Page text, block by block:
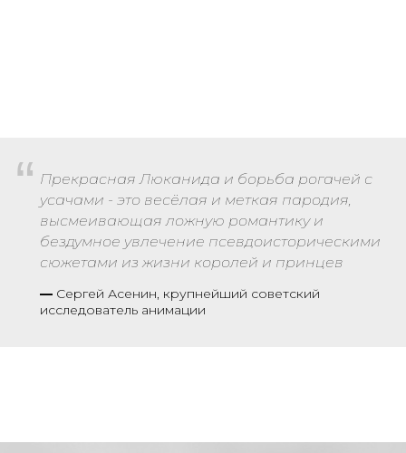
“ Прекрасная Люканида и борьба рогачей с
усачами - это весёлая и меткая пародия,
высмеивающая ложную романтику и
бездумное увлечение псевдоисторическими
сюжетами из жизни королей и принцев
— Сергей Асенин, крупнейший советский
исследователь анимации